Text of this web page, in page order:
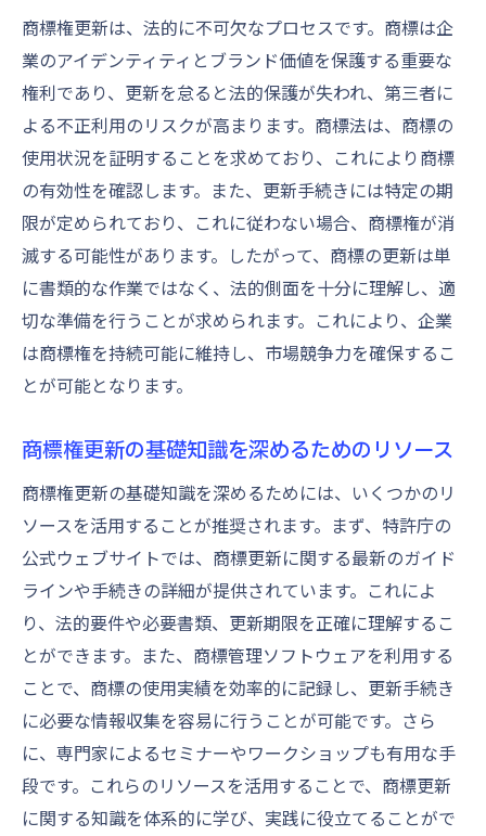
商標権更新は、法的に不可欠なプロセスです。商標は企
業のアイデンティティとブランド価値を保護する重要な
権利であり、更新を怠ると法的保護が失われ、第三者に
よる不正利用のリスクが高まります。商標法は、商標の
使用状況を証明することを求めており、これにより商標
の有効性を確認します。また、更新手続きには特定の期
限が定められており、これに従わない場合、商標権が消
滅する可能性があります。したがって、商標の更新は単
に書類的な作業ではなく、法的側面を十分に理解し、適
切な準備を行うことが求められます。これにより、企業
は商標権を持続可能に維持し、市場競争力を確保するこ
とが可能となります。
商標権更新の基礎知識を深めるためのリソース
商標権更新の基礎知識を深めるためには、いくつかのリ
ソースを活用することが推奨されます。まず、特許庁の
公式ウェブサイトでは、商標更新に関する最新のガイド
ラインや手続きの詳細が提供されています。これによ
り、法的要件や必要書類、更新期限を正確に理解するこ
とができます。また、商標管理ソフトウェアを利用する
ことで、商標の使用実績を効率的に記録し、更新手続き
に必要な情報収集を容易に行うことが可能です。さら
に、専門家によるセミナーやワークショップも有用な手
段です。これらのリソースを活用することで、商標更新
に関する知識を体系的に学び、実践に役立てることがで